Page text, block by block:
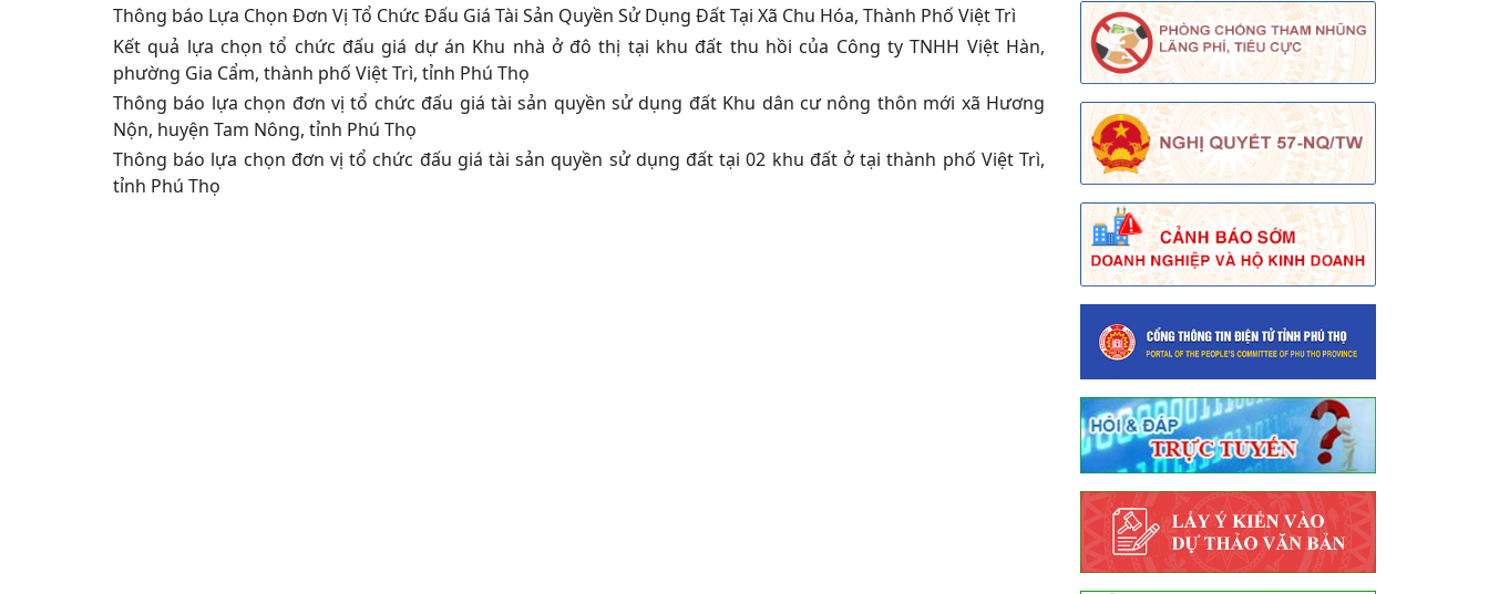
Thông báo Lựa Chọn Đơn Vị Tổ Chức Đấu Giá Tài Sản Quyền Sử Dụng Đất Tại Xã Chu Hóa, Thành Phố Việt Trì
Kết quả lựa chọn tổ chức đấu giá dự án Khu nhà ở đô thị tại khu đất thu hồi của Công ty TNHH Việt Hàn,
phường Gia Cẩm, thành phố Việt Trì, tỉnh Phú Thọ
Thông báo lựa chọn đơn vị tổ chức đấu giá tài sản quyền sử dụng đất Khu dân cư nông thôn mới xã Hương
Nộn, huyện Tam Nông, tỉnh Phú Thọ
Thông báo lựa chọn đơn vị tổ chức đấu giá tài sản quyền sử dụng đất tại 02 khu đất ở tại thành phố Việt Trì,
tỉnh Phú Thọ